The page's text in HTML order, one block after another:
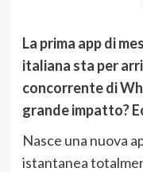
La prima app di
italiana sta per
concorrente di
grande impatto?
Nasce una nuova
istantanea